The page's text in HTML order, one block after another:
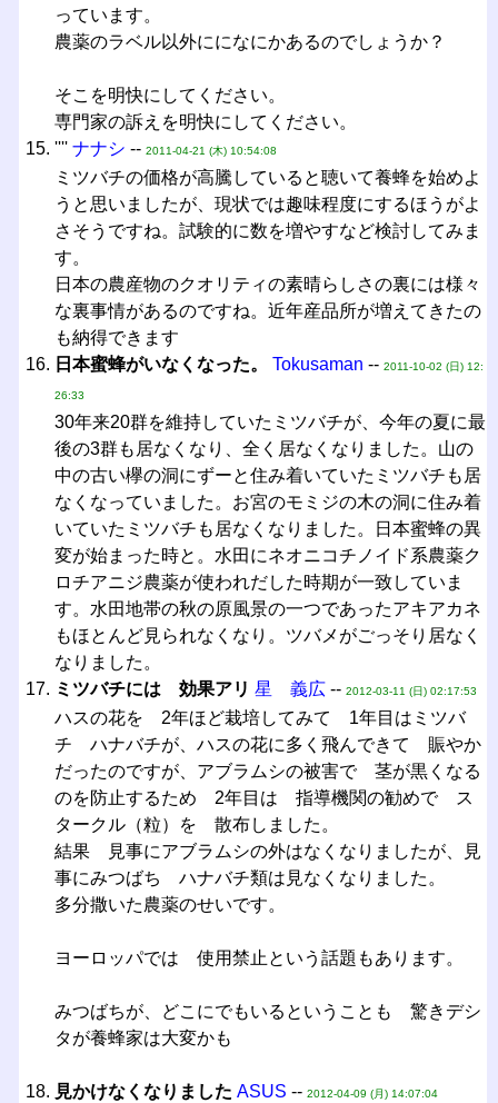
っています。
農薬のラベル以外にになにかあるのでしょうか？
そこを明快にしてください。
専門家の訴えを明快にしてください。
'''' ナナシ -- 2011-04-21 (木) 10:54:08
ミツバチの価格が高騰していると聴いて養蜂を始めよ
うと思いましたが、現状では趣味程度にするほうがよ
さそうですね。試験的に数を増やすなど検討してみま
す。
日本の農産物のクオリティの素晴らしさの裏には様々
な裏事情があるのですね。近年産品所が増えてきたの
も納得できます
日本蜜蜂がいなくなった。
Tokusaman -- 2011-10-02 (日) 12:
26:33
30年来20群を維持していたミツバチが、今年の夏に最
後の3群も居なくなり、全く居なくなりました。山の
中の古い欅の洞にずーと住み着いていたミツバチも居
なくなっていました。お宮のモミジの木の洞に住み着
いていたミツバチも居なくなりました。日本蜜蜂の異
変が始まった時と。水田にネオニコチノイド系農薬ク
ロチアニジ農薬が使われだした時期が一致していま
す。水田地帯の秋の原風景の一つであったアキアカネ
もほとんど見られなくなり。ツバメがごっそり居なく
なりました。
ミツバチには 効果アリ 星 義広-- 2012-03-11 (日) 02:17:53
ハスの花を 2年ほど栽培してみて 1年目はミツバ
チ ハナバチが、ハスの花に多く飛んできて 賑やか
だったのですが、アブラムシの被害で 茎が黒くなる
のを防止するため 2年目は 指導機関の勧めで ス
タークル（粒）を 散布しました。
結果 見事にアブラムシの外はなくなりましたが、見
事にみつばち ハナバチ類は見なくなりました。
多分撒いた農薬のせいです。
ヨーロッパでは 使用禁止という話題もあります。
みつばちが、どこにでもいるということも 驚きデシ
タが養蜂家は大変かも
見かけなくなりました ASUS -- 2012-04-09 (月) 14:07:04